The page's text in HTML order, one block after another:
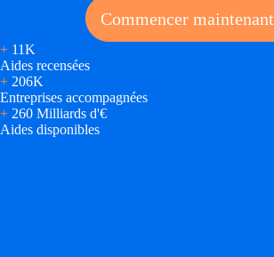
Commencer maintenant
+ 11K
Aides recensées
+ 206K
Entreprises accompagnées
+ 260 Milliards d'€
Aides disponibles